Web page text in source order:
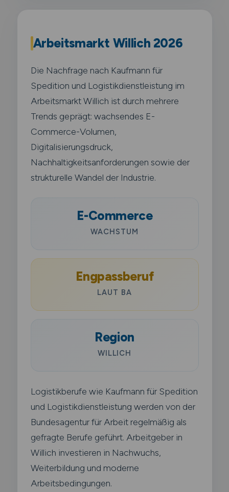
Arbeitsmarkt Willich 2026
Die Nachfrage nach Kaufmann für
Spedition und Logistikdienstleistung im
Arbeitsmarkt Willich ist durch mehrere
Trends geprägt: wachsendes E-
Commerce-Volumen,
Digitalisierungsdruck,
Nachhaltigkeitsanforderungen sowie der
strukturelle Wandel der Industrie.
E-Commerce
WACHSTUM
Engpassberuf
LAUT BA
Region
WILLICH
Logistikberufe wie Kaufmann für Spedition
und Logistikdienstleistung werden von der
Bundesagentur für Arbeit regelmäßig als
gefragte Berufe geführt. Arbeitgeber in
Willich investieren in Nachwuchs,
Weiterbildung und moderne
Arbeitsbedingungen.